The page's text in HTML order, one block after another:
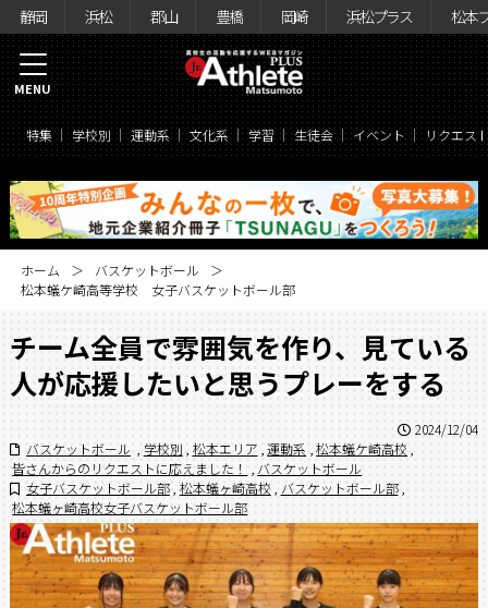
静岡 浜松 郡山 豊橋 岡崎 浜松プラス 松本
特集 学校別 運動系 文化系 学習 生徒会 イベント リクエス
MENU
ホーム
バスケットボール
松本蟻ケ崎高等学校 女子バスケットボール部
チーム全員で雰囲気を作り、見ている
人が応援したいと思うプレーをする
2024/12/04
バスケットボール
学校別 , 松本エリア ,運動系 松本蟻ケ崎高校
皆さんからのリクエストに応えました！
バスケットボール
女子バスケットボール部 松本蟻ヶ崎高校 バスケットボール部
松本蟻ヶ崎高校女子バスケットボール部